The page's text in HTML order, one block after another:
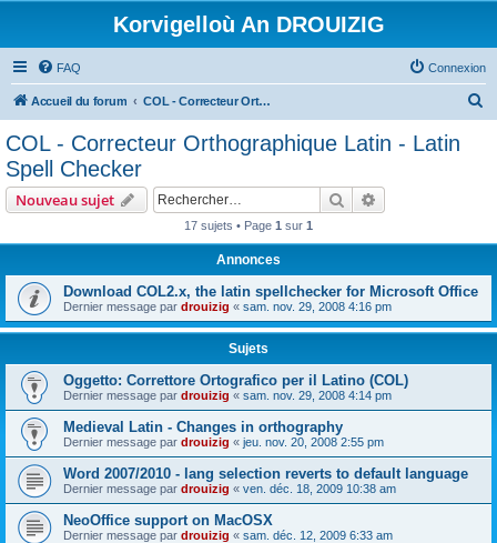
Korvigelloù An DROUIZIG
FAQ Connexion
Accueil du forum COL - Correcteur Orthographique Latin - Latin Spell Checker
COL - Correcteur Orthographique Latin - Latin
Spell Checker
Nouveau sujet Rechercher
17 sujets • Page 1 sur 1
Annonces
Download COL2.x, the latin spellchecker for Microsoft Office
Dernier message par drouizig « sam. nov. 29, 2008 4:16 pm
Sujets
Oggetto: Correttore Ortografico per il Latino (COL)
Dernier message par drouizig « sam. nov. 29, 2008 4:14 pm
Medieval Latin - Changes in orthography
Dernier message par drouizig « jeu. nov. 20, 2008 2:55 pm
Word 2007/2010 - lang selection reverts to default language
Dernier message par drouizig « ven. déc. 18, 2009 10:38 am
NeoOffice support on MacOSX
Dernier message par drouizig « sam. déc. 12, 2009 6:33 am